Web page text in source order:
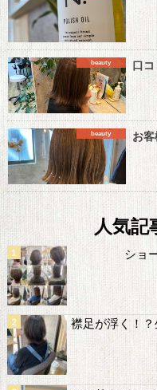
beauty 口
beauty お
人気
ショ
襟足が浮く！